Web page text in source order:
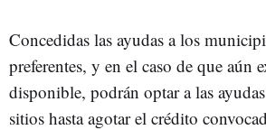
Concedidas las ayudas a los
preferentes, y en el caso de que aún
disponible, podrán optar a las
sitios hasta agotar el crédito